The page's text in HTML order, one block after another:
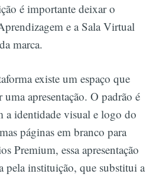
é importante deixar o
e a Sala Virtual
marca.
existe um espaço que
uma apresentação. O padrão é
a identidade visual e logo do
páginas em branco para
Premium, essa apresentação
pela instituição, que substitui a